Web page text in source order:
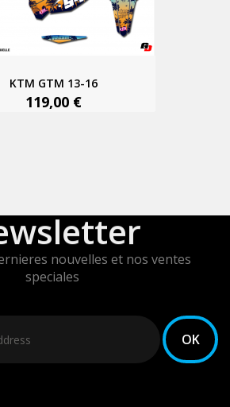
KTM GTM 13-16
119,00 €
nouvelles et nos ventes
speciales